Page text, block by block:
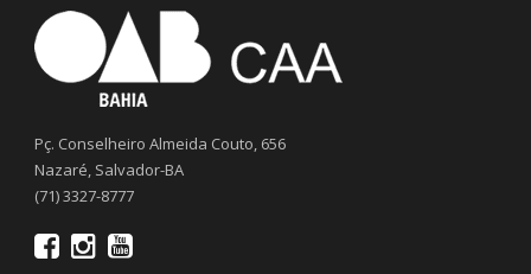
Pç. Conselheiro Almeida Couto, 656
Nazaré, Salvador-BA
(71) 3327-8777